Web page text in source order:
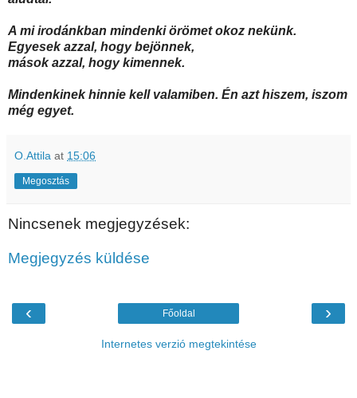
A mi irodánkban mindenki örömet okoz nekünk.
Egyesek azzal, hogy bejönnek,
mások azzal, hogy kimennek.
Mindenkinek hinnie kell valamiben. Én azt hiszem, iszom
még egyet.
O.Attila at 15:06
Megosztás
Nincsenek megjegyzések:
Megjegyzés küldése
‹ ›
Főoldal
Internetes verzió megtekintése